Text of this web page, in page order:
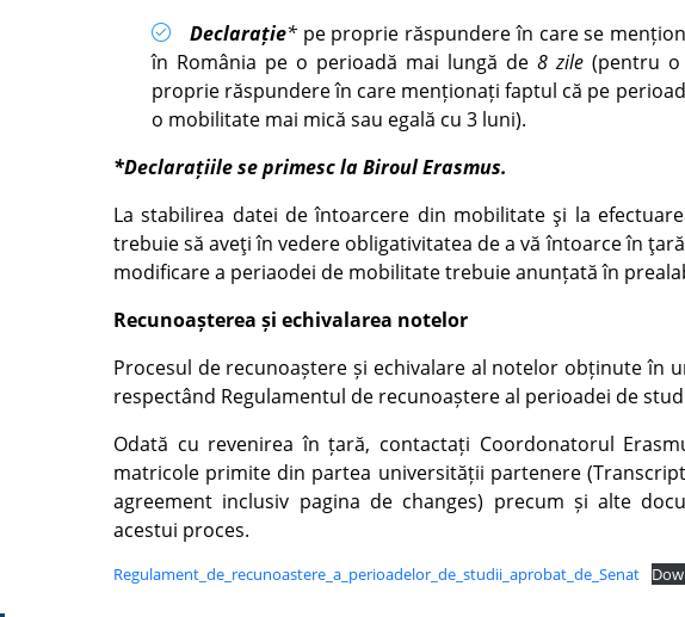
Declarație*pe proprie răspundere în care se
în România pe o perioadă mai lungă de 8 zile (pentru
proprie răspundere în care menționați faptul că pe
o mobilitate mai mică sau egală cu 3 luni).
*Declarațiile se primesc la Biroul Erasmus.
La stabilirea datei de întoarcere din mobilitate şi la
trebuie să aveţi în vedere obligativitatea de a vă întoarce în
modificare a periaodei de mobilitate trebuie anunțată în
Recunoașterea și echivalarea notelor
Procesul de recunoaștere și echivalare al notelor obținute în
respectând Regulamentul de recunoaștere al perioadei de
Odată cu revenirea în țară, contactați Coordonatorul
matricole primite din partea universității partenere
agreement inclusiv pagina de changes) precum și alte
acestui proces.
Regulament_de_recunoastere_a_perioadelor_de_studii_aprobat_de_Senat